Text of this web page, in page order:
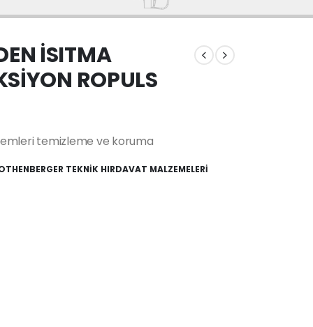
İSITMA
ROPULS
temizleme ve koruma
TEKNİK HIRDAVAT MALZEMELERİ